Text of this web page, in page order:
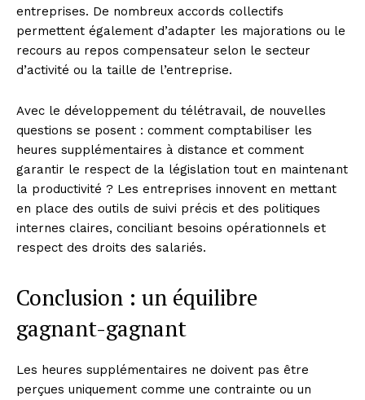
entreprises. De nombreux accords collectifs
permettent également d’adapter les majorations ou le
recours au repos compensateur selon le secteur
d’activité ou la taille de l’entreprise.
Avec le développement du télétravail, de nouvelles
questions se posent : comment comptabiliser les
heures supplémentaires à distance et comment
garantir le respect de la législation tout en maintenant
la productivité ? Les entreprises innovent en mettant
en place des outils de suivi précis et des politiques
internes claires, conciliant besoins opérationnels et
respect des droits des salariés.
Conclusion : un équilibre
gagnant-gagnant
Les heures supplémentaires ne doivent pas être
perçues uniquement comme une contrainte ou un